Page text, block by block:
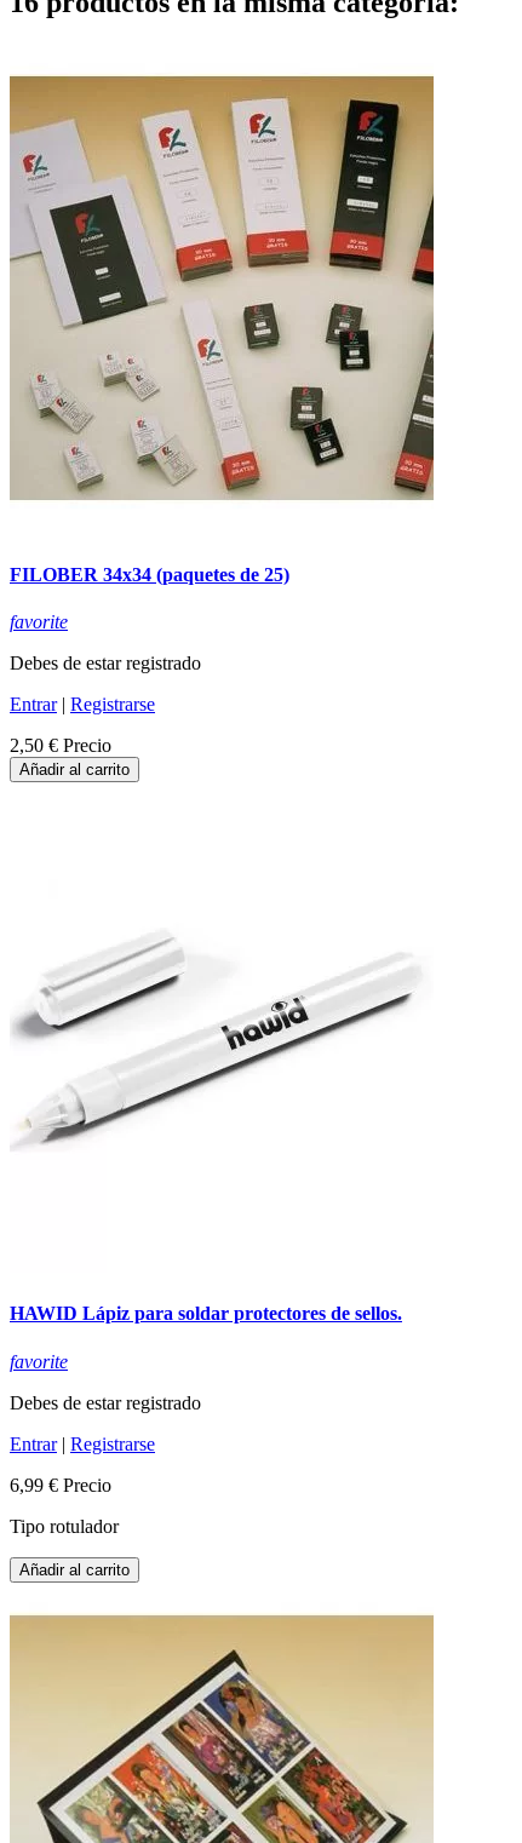
FILOBER 34x34 (paquetes de 25)
favorite
Debes de estar registrado
Entrar| Registrarse
2,50 € Precio
Añadir al carrito
HAWID Lápiz para soldar protectores de sellos.
favorite
Debes de estar registrado
Entrar| Registrarse
6,99 € Precio
Tipo rotulador
Añadir al carrito